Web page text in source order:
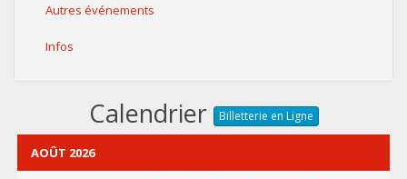
Autres événements
Infos
Calendrier Billetterie en Ligne
AOÛT 2026